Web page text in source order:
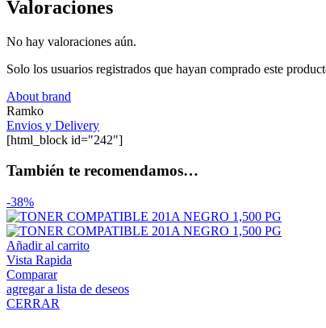
Valoraciones
No hay valoraciones aún.
Solo los usuarios registrados que hayan comprado este
About brand
Ramko
Envios y Delivery
[html_block id="242"]
También te recomendamos…
-38%
Añadir al carrito
Vista Rapida
Comparar
agregar a lista de deseos
CERRAR